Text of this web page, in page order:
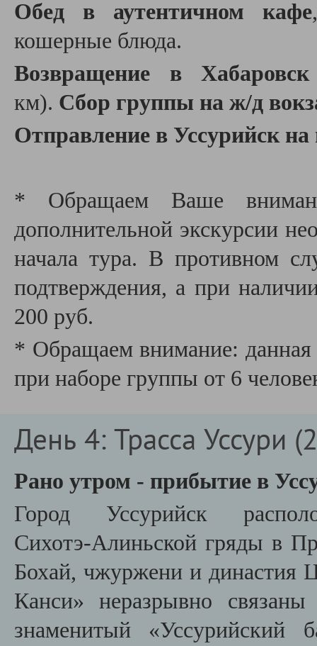
Обед в аутентичном кафе
кошерные блюда.
Возвращение в
км). Сбор группы на ж/д
Отправление в Уссурийск на
* Обращаем Ваше
дополнительной экскурсии
начала тура. В противном
подтверждения, а при
200 руб.
* Обращаем внимание: данная
при наборе группы от 6
День 4: Трасса Уссури
Рано утром - прибытие в
Город Уссурийск
Сихотэ‑Алиньской гряды в
Бохай, чжуржени и династия
Канси» неразрывно
знаменитый «Уссурийский